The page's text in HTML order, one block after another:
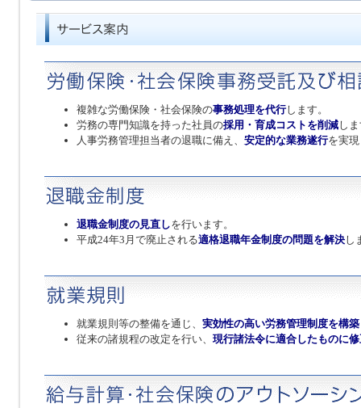
複雑な労働保険・社会保険の事務処理を代行します。
労務の専門知識を持った社員の採用・育成コストを削減し
人事労務管理担当者の退職に備え、 安定的な業務遂行を実
退職金制度の見直しを行います。
平成24年3月で廃止される適格退職年金制度の問題を解決し
就業規則等の整備を通じ、 実効性の高い労務管理制度を構築
従来の諸規程の改定を行い、 現行諸法令に適合したものに